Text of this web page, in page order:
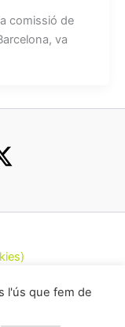
comissió de
va
l'ús que fem de